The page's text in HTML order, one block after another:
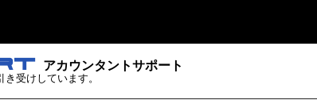
アカウンタントサポート
受けしています。